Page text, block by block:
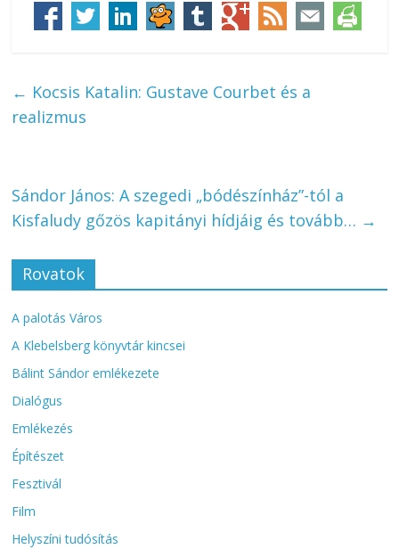
← Kocsis Katalin: Gustave Courbet és a
realizmus
Sándor János: A szegedi „bódészínház”-tól a
Kisfaludy gőzös kapitányi hídjáig és tovább… →
Rovatok
A palotás Város
A Klebelsberg könyvtár kincsei
Bálint Sándor emlékezete
Dialógus
Emlékezés
Építészet
Fesztivál
Film
Helyszíni tudósítás